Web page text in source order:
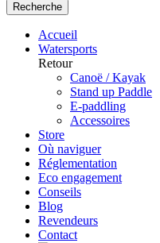
Recherche
Accueil
Watersports
Retour
Canoë / Kayak
Stand up Paddle
E-paddling
Accessoires
Store
Où naviguer
Réglementation
Eco engagement
Conseils
Blog
Revendeurs
Contact